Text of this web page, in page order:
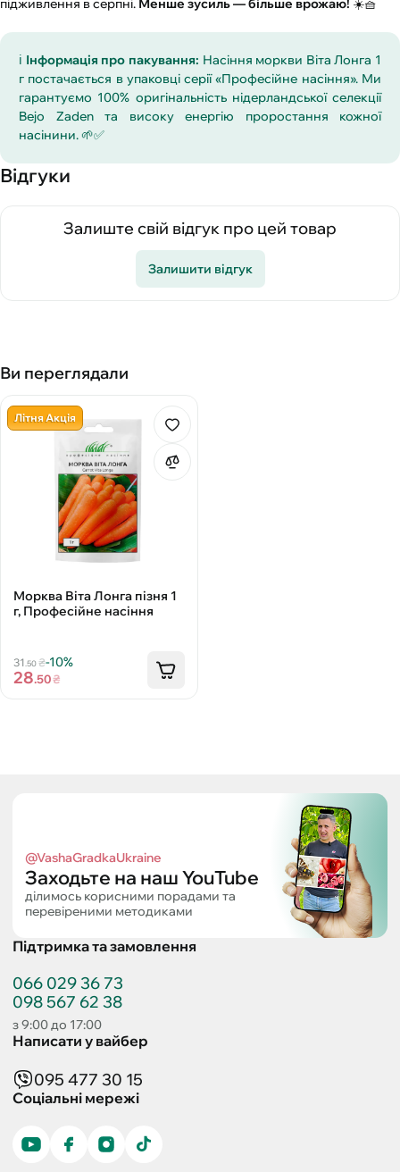
підживлення в серпні. Менше зусиль — більше врожаю! ☀️🧺
ℹ️ Інформація про пакування: Насіння моркви Віта Лонга 1
г постачається в упаковці серії «Професійне насіння». Ми
гарантуємо 100% оригінальність нідерландської селекції
Bejo Zaden та високу енергію проростання кожної
насінини. 🌱✅
Відгуки
Залиште свій відгук про цей товар
Залишити відгук
Ви переглядали
Літня Акція
Морква Віта Лонга пізня 1
г, Професійне насіння
31 .50₴-10%
28.50₴
@VashaGradkaUkraine
Заходьте на наш YouTube
ділимось корисними порадами та
перевіреними методиками
Підтримка та замовлення
066 029 36 73
098 567 62 38
з 9:00 до 17:00
Написати у вайбер
095 477 30 15
Соціальні мережі